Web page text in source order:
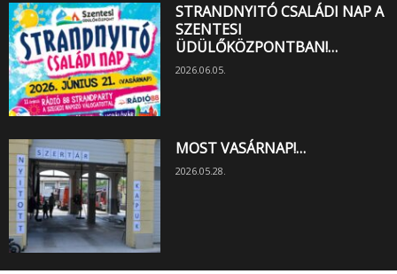
STRANDNYITÓ CSALÁDI NAP A
SZENTESI
ÜDÜLŐKÖZPONTBAN!…
2026.06.05.
MOST VASÁRNAP!…
2026.05.28.